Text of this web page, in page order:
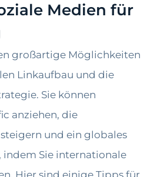
Medien für
großartige Möglichkeiten
Linkaufbau und die
Sie können
anziehen, die
und ein globales
Sie internationale